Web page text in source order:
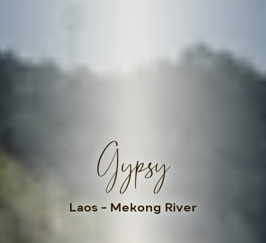
Gypsy
Laos – Mekong River